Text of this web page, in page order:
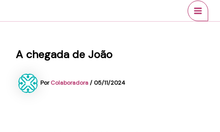
A chegada de João
PorColaboradora/ 05/11/2024